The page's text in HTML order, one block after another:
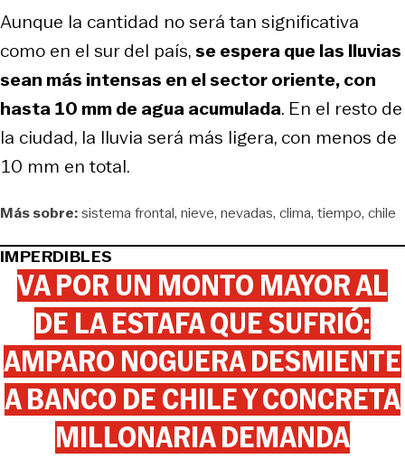
Aunque la cantidad no será tan significativa
como en el sur del país,se espera que las lluvias
sean más intensas en el sector oriente, con
hasta 10 mm de agua acumulada. En el resto de
la ciudad, la lluvia será más ligera, con menos de
10 mm en total.
Más sobre:sistema frontal nieve nevadas clima tiempo chile
IMPERDIBLES
VA POR UN MONTO MAYOR AL
DE LA ESTAFA QUE SUFRIÓ:
AMPARO NOGUERA DESMIENTE
A BANCO DE CHILE Y CONCRETA
MILLONARIA DEMANDA